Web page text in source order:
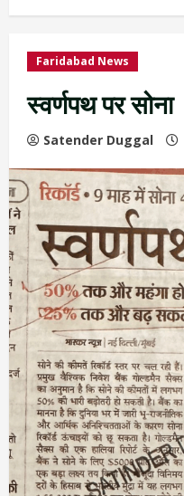
Faridabad News
स्वर्णपथ पर सोना
Satender Duggal